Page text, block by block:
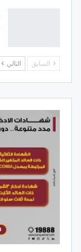
السابق التالي